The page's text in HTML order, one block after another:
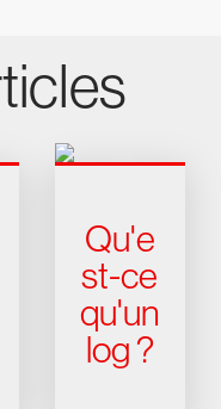
Qu'e
st-ce
qu'un
log ?